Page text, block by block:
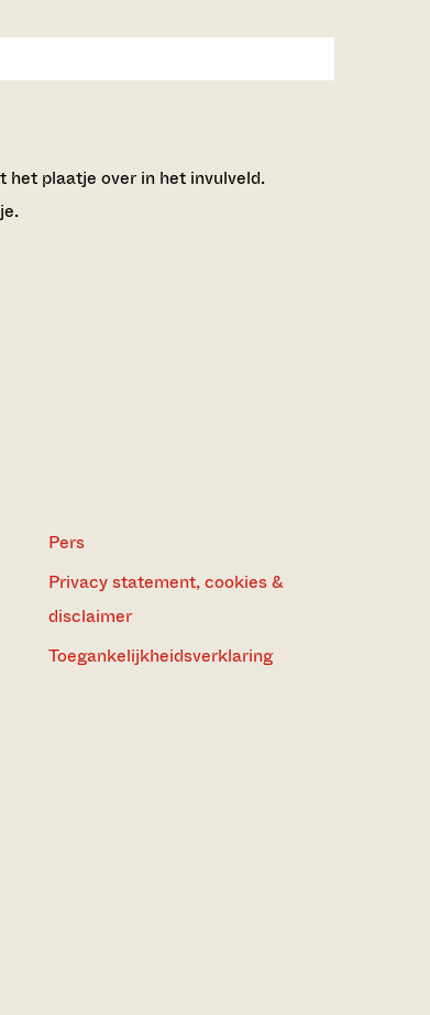
plaatje over in het invulveld.
Pers
Privacy statement, cookies &
disclaimer
Toegankelijkheidsverklaring